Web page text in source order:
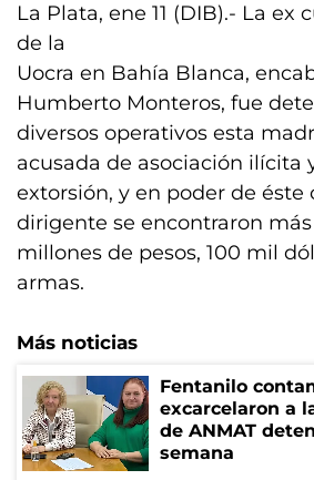
La Plata, ene 11 (DIB).- La ex
de la
Uocra en Bahía Blanca,
Humberto Monteros, fue
diversos operativos esta
acusada de asociación ilícita
extorsión, y en poder de éste
dirigente se encontraron
millones de pesos, 100 mil
armas.
Más noticias
Fentanilo
excarcelaron a
de ANMAT
semana